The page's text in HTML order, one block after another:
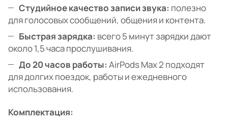
Студийное качество записи звука: полезно
для голосовых сообщений, общения и контента.
Быстрая зарядка: всего 5 минут зарядки дают
около 1,5 часа прослушивания.
До 20 часов работы: AirPods Max 2 подходят
для долгих поездок, работы и ежедневного
использования.
Комплектация: